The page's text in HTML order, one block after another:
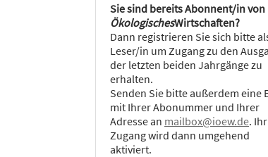
Sie sind bereits Abonnent/in von
ÖkologischesWirtschaften?
Dann registrieren Sie sich bitte
Leser/in um Zugang zu den
der letzten beiden Jahrgänge zu
erhalten.
Senden Sie bitte außerdem eine
mit Ihrer Abonummer und Ihrer
Adresse an mailbox@ioew.de. Ihr
Zugang wird dann umgehend
aktiviert.